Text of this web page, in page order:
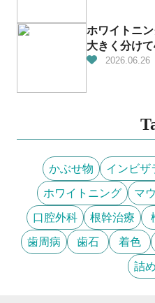
ホワイトニ
大きく分け
2026.06.26
かぶせ物 インビザ
ホワイトニング マ
口腔外科 根幹治療
歯周病 歯石 着色
詰